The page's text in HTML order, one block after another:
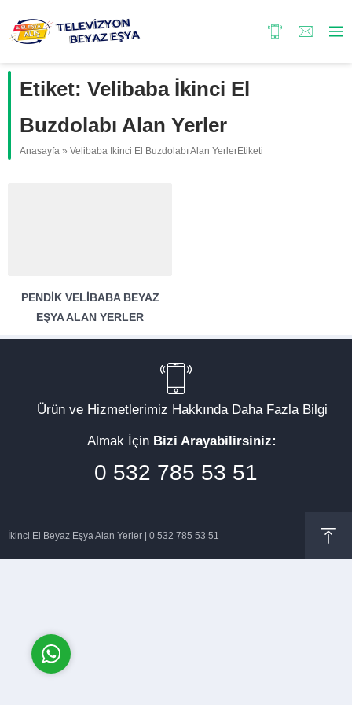
Etiket: Velibaba İkinci El
Buzdolabı Alan Yerler
Anasayfa » Velibaba İkinci El Buzdolabı Alan YerlerEtiketi
PENDIK VELIBABA BEYAZ
EŞYA ALAN YERLER
Ürün ve Hizmetlerimiz Hakkında Daha Fazla Bilgi
Almak İçin Bizi Arayabilirsiniz:
0 532 785 53 51
İkinci El Beyaz Eşya Alan Yerler | 0 532 785 53 51